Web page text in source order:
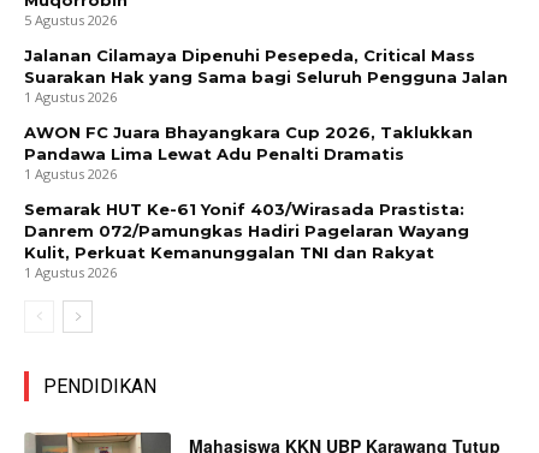
5 Agustus 2026
Jalanan Cilamaya Dipenuhi Pesepeda, Critical Mass
Suarakan Hak yang Sama bagi Seluruh Pengguna Jalan
1 Agustus 2026
AWON FC Juara Bhayangkara Cup 2026, Taklukkan
Pandawa Lima Lewat Adu Penalti Dramatis
1 Agustus 2026
Semarak HUT Ke-61 Yonif 403/Wirasada Prastista:
Danrem 072/Pamungkas Hadiri Pagelaran Wayang
Kulit, Perkuat Kemanunggalan TNI dan Rakyat
1 Agustus 2026
PENDIDIKAN
Mahasiswa KKN UBP Karawang Tutup